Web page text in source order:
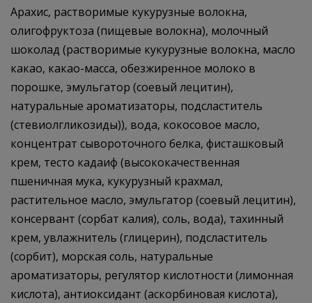
Арахис, растворимые кукурузные волокна,
олигофруктоза (пищевые волокна), молочный
шоколад (растворимые кукурузные волокна, масло
какао, какао-масса, обезжиренное молоко в
порошке, эмульгатор (соевый лецитин),
натуральные ароматизаторы, подсластитель
(стевиолгликозиды)), вода, кокосовое масло,
концентрат сывороточного белка, фисташковый
крем, тесто кадаиф (высококачественная
пшеничная мука, кукурузный крахмал,
растительное масло, эмульгатор (соевый лецитин),
консервант (сорбат калия), соль, вода), тахинный
крем, увлажнитель (глицерин), подсластитель
(сорбит), морская соль, натуральные
ароматизаторы, регулятор кислотности (лимонная
кислота), антиоксидант (аскорбиновая кислота),